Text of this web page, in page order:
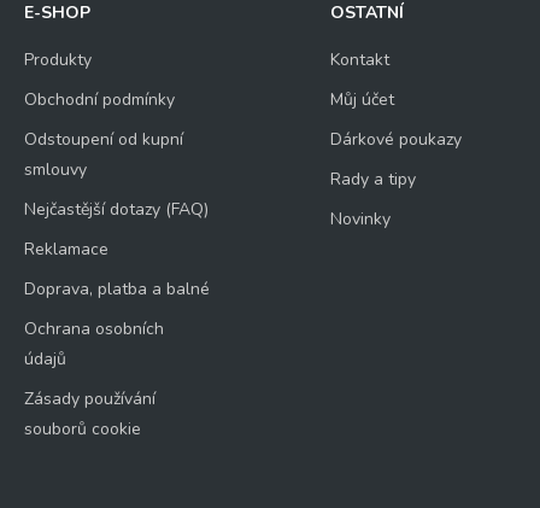
E-SHOP
Produkty
Obchodní podmínky
Odstoupení od kupní
smlouvy
Nejčastější dotazy (FAQ)
Reklamace
Doprava, platba a balné
Ochrana osobních
údajů
Zásady používání
souborů cookie
OSTATNÍ
Kontakt
Můj účet
Dárkové poukazy
Rady a tipy
Novinky